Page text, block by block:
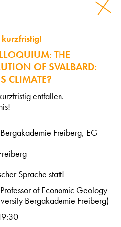
kurzfristig!
THE
OF SVALBARD:
CLIMATE?
entfallen.
Freiberg, EG -
Sprache statt!
of Economic Geology
Bergakademie Freiberg)